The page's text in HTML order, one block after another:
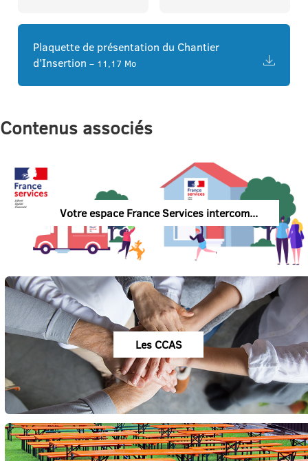
Plaquette de présentation du Chantier
d’Insertion – 11,17 Mo
Contenus associés
Votre espace France Services intercom...
Les CCAS